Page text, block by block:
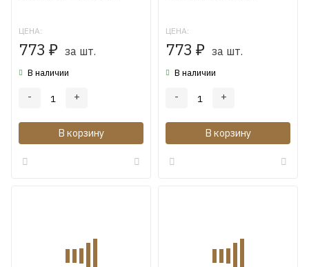
ЦЕНА:
773 ₽ за шт.
В наличии
- +
В корзину
ЦЕНА:
773 ₽ за шт.
В наличии
- +
В корзину